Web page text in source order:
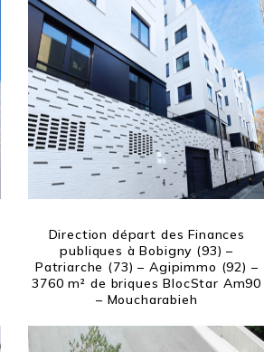
Direction départ des Finances
publiques à Bobigny (93) –
Patriarche (73) – Agipimmo (92) –
3760 m² de briques BlocStar Am90
– Moucharabieh